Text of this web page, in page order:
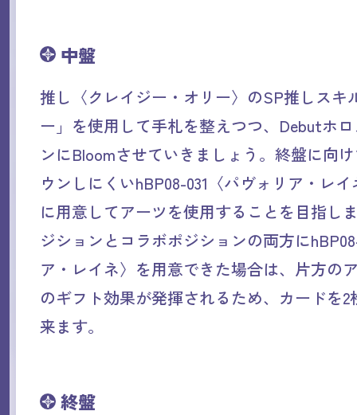
中盤
推し〈クレイジー・オリー〉のSP推しスキ
ー」を使用して手札を整えつつ、Debutホ
ンにBloomさせていきましょう。終盤に向
ウンしにくいhBP08-031〈パヴォリア・レ
に用意してアーツを使用することを目指し
ジションとコラボポジションの両方に
ア・レイネ〉を用意できた場合は、片方の
のギフト効果が発揮されるため、カードを
来ます。
終盤